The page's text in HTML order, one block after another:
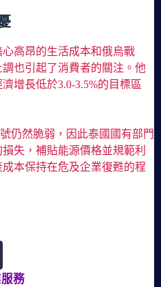
高昂的生活成本和俄烏戰
也引起了消費者的關注。他
增長低於3.0-3.5%的目標區
仍然脆弱，因此泰國國有部門
失，補貼能源價格並規範利
本保持在危及企業復甦的程
務